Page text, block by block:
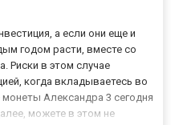
а если они еще и
годом расти, вместе со
Риски в этом случае
когда вкладываетесь во
Александра 3 сегодня
можете в этом не